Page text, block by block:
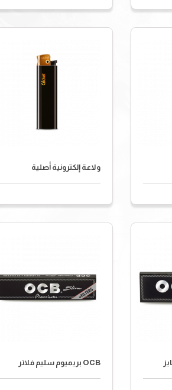
ولاعة إلكترونية أصلية
OCB بريميوم سليم فلاتر